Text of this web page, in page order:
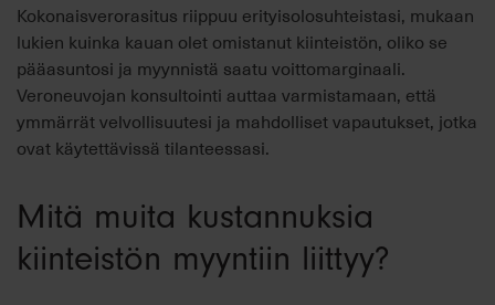
Kokonaisverorasitus riippuu erityisolosuhteistasi, mukaan
lukien kuinka kauan olet omistanut kiinteistön, oliko se
pääasuntosi ja myynnistä saatu voittomarginaali.
Veroneuvojan konsultointi auttaa varmistamaan, että
ymmärrät velvollisuutesi ja mahdolliset vapautukset, jotka
ovat käytettävissä tilanteessasi.
Mitä muita kustannuksia
kiinteistön myyntiin liittyy?